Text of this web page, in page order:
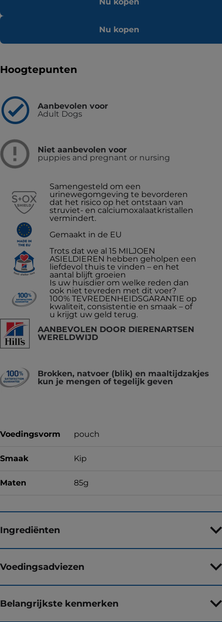
Nu kopen
Hoogtepunten
Aanbevolen voor
Adult Dogs
Niet aanbevolen voor
puppies and pregnant or nursing
Samengesteld om een
urinewegomgeving te bevorderen
dat het risico op het ontstaan van
struviet- en calciumoxalaatkristallen
vermindert.
Gemaakt in de EU
Trots dat we al 15 MILJOEN
ASIELDIEREN hebben geholpen een
liefdevol thuis te vinden – en het
aantal blijft groeien
Is uw huisdier om welke reden dan
ook niet tevreden met dit voer?
100% TEVREDENHEIDSGARANTIE op
kwaliteit, consistentie en smaak – of
u krijgt uw geld terug.
AANBEVOLEN DOOR DIERENARTSEN
WERELDWIJD
Brokken, natvoer (blik) en maaltijdzakjes
kun je mengen of tegelijk geven
Voedingsvorm pouch
Smaak Kip
Maten 85g
Ingrediënten
Voedingsadviezen
Belangrijkste kenmerken